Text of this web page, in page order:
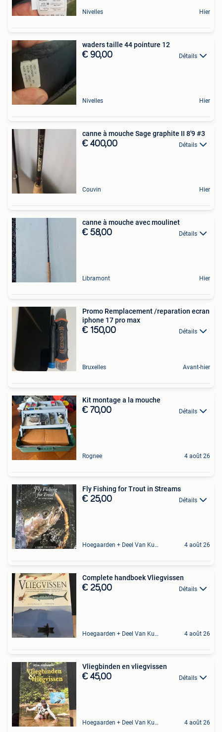
Nivelles Hier
waders taille 44 pointure 12
€ 90,00 Détails
Nivelles Hier
canne à mouche Sage graphite II 8'9 #3
€ 400,00 Détails
Couvin Hier
canne à mouche avec moulinet
€ 58,00 Détails
Libramont Hier
Promo Remplacement /reparation ecran
iphone 17 pro max
€ 150,00 Détails
Bruxelles Avant-hier
Kit montage a la mouche
€ 70,00 Détails
Rognee 4 août 26
Fly Fishing for Trout in Streams
€ 25,00 Détails
Hoegaarden + Deel Van Kumtich + Deel Van Tienen 4 août 26
Complete handboek Vliegvissen
€ 25,00 Détails
Hoegaarden + Deel Van Kumtich + Deel Van Tienen 4 août 26
Vliegbinden en vliegvissen
€ 45,00 Détails
Hoegaarden + Deel Van Kumtich + Deel Van Tienen 4 août 26